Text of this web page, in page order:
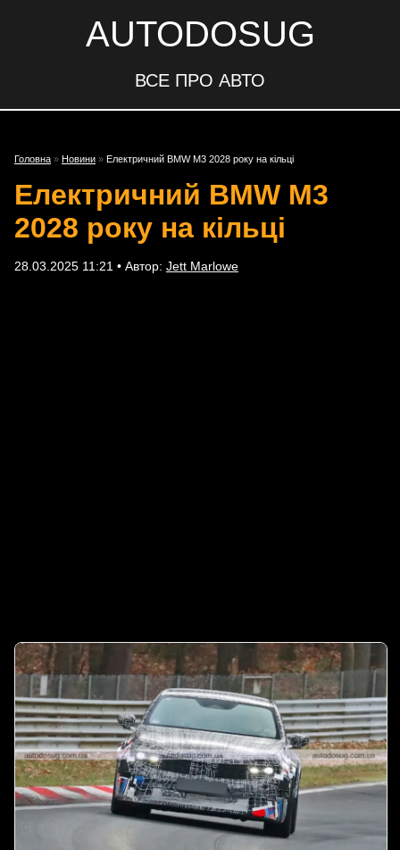
AUTODOSUG
ВСЕ ПРО АВТО
Головна » Новини » Електричний BMW M3 2028 року на кільці
Електричний BMW M3
2028 року на кільці
28.03.2025 11:21 • Автор: Jett Marlowe